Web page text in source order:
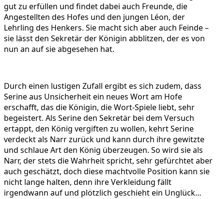
gut zu erfüllen und findet dabei auch Freunde, die
Angestellten des Hofes und den jungen Léon, der
Lehrling des Henkers. Sie macht sich aber auch Feinde –
sie lässt den Sekretär der Königin abblitzen, der es von
nun an auf sie abgesehen hat.
Durch einen lustigen Zufall ergibt es sich zudem, dass
Serine aus Unsicherheit ein neues Wort am Hofe
erschafft, das die Königin, die Wort-Spiele liebt, sehr
begeistert. Als Serine den Sekretär bei dem Versuch
ertappt, den König vergiften zu wollen, kehrt Serine
verdeckt als Narr zurück und kann durch ihre gewitzte
und schlaue Art den König überzeugen. So wird sie als
Narr, der stets die Wahrheit spricht, sehr gefürchtet aber
auch geschätzt, doch diese machtvolle Position kann sie
nicht lange halten, denn ihre Verkleidung fällt
irgendwann auf und plötzlich geschieht ein Unglück…